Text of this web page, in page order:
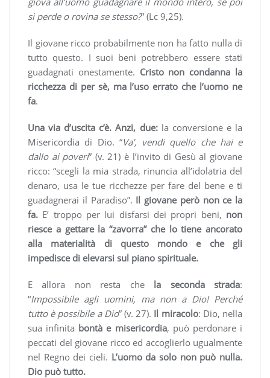
si perde o rovina se stesso?” (Lc 9,25).
Il giovane ricco probabilmente non ha fatto nulla di
tutto questo. I suoi beni potrebbero essere stati
guadagnati onestamente. Cristo non condanna la
ricchezza di per sè, ma l’uso errato che l’uomo ne
fa.
Una via d’uscita c’è. Anzi, due: la conversione e la
Misericordia di Dio. “Va’, vendi quello che hai e
dallo ai poveri” (v. 21) è l’invito di Gesù al giovane
ricco: “scegli la mia strada, rinuncia all’idolatria del
denaro, usa le tue ricchezze per fare del bene e ti
guadagnerai il Paradiso”. Il giovane però non ce la
fa. E’ troppo per lui disfarsi dei propri beni, non
riesce a gettare la “zavorra” che lo tiene ancorato
alla materialità di questo mondo e che gli
impedisce di elevarsi sul piano spirituale.
E allora non resta che la seconda strada:
“Impossibile agli uomini, ma non a Dio! Perché
tutto è possibile a Dio” (v. 27). Il miracolo: Dio, nella
sua infinita bontà e misericordia, può perdonare i
peccati del giovane ricco ed accoglierlo ugualmente
nel Regno dei cieli. L’uomo da solo non può nulla.
Dio può tutto.